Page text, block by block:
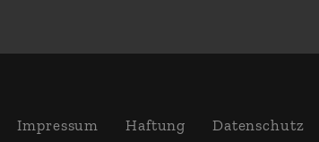
Impressum Haftung Daten­schutz